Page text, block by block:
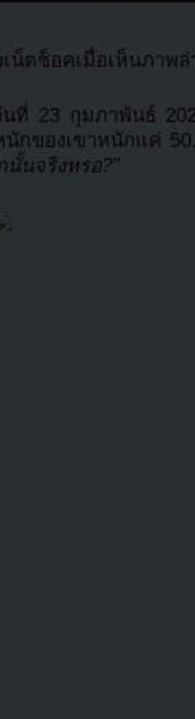
เน็ตช็อคเมื่อเห็นภาพ
นที่ 23 กุมภาพันธ์
นักของเขาหนักแค่
นั้นจริงหรอ?”